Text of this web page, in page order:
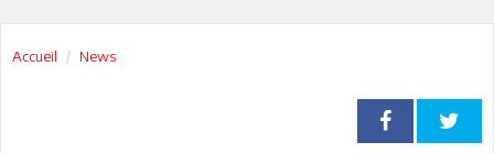
Accueil News